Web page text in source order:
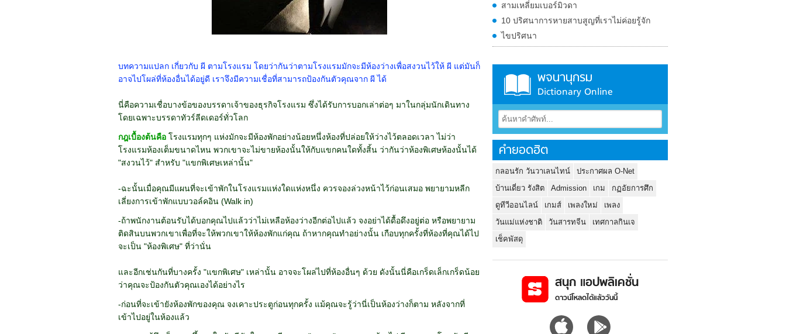
บทความแปลก เกี่ยวกับ ผี ตามโรงแรม โดยว่ากันว่าตามโรงแรมมักจะมีห้องว่างเพื่อสงวนไว้ให้ ผี แต่มันก็
อาจไปโผล่ที่ห้องอื่นได้อยู่ดี เราจึงมีความเชื่อที่สามารถป้องกันตัวคุณจาก ผี ได้
นี่คือความเชื่อบางข้อของบรรดาเจ้าของธุรกิจโรงแรม ซึ่งได้รับการบอกเล่าต่อๆ มาในกลุ่มนักเดินทาง
โดยเฉพาะบรรดาทัวร์ลีดเดอร์ทั่วโลก
กฎเบื้องต้นคือ โรงแรมทุกๆ แห่งมักจะมีห้องพักอย่างน้อยหนึ่งห้องที่ปล่อยให้ว่างไว้ตลอดเวลา ไม่ว่า
โรงแรมห้องเต็มขนาดไหน พวกเขาจะไม่ขายห้องนั้นให้กับแขกคนใดทั้งสิ้น ว่ากันว่าห้องพิเศษห้องนั้นได้
"สงวนไว้" สำหรับ "แขกพิเศษเหล่านั้น"
-ฉะนั้นเมื่อคุณมีแผนที่จะเข้าพักในโรงแรมแห่งใดแห่งหนึ่ง ควรจองล่วงหน้าไว้ก่อนเสมอ พยายามหลีก
เลี่ยงการเข้าพักแบบวอล์คอิน (Walk in)
-ถ้าพนักงานต้อนรับได้บอกคุณไปแล้วว่าไม่เหลือห้องว่างอีกต่อไปแล้ว จงอย่าได้ดื้อดึงอยู่ต่อ หรือพยายาม
ติดสินบนพวกเขาเพื่อที่จะให้พวกเขาให้ห้องพักแก่คุณ ถ้าหากคุณทำอย่างนั้น เกือบทุกครั้งที่ห้องที่คุณได้ไป
จะเป็น "ห้องพิเศษ" ที่ว่านั่น
และอีกเช่นกันที่บางครั้ง "แขกพิเศษ" เหล่านั้น อาจจะโผล่ไปที่ห้องอื่นๆ ด้วย ดังนั้นนี่คือเกร็ดเล็กเกร็ดน้อย
ว่าคุณจะป้องกันตัวคุณเองได้อย่างไร
-ก่อนที่จะเข้ายังห้องพักของคุณ จงเคาะประตูก่อนทุกครั้ง แม้คุณจะรู้ว่านี่เป็นห้องว่างก็ตาม หลังจากที่
เข้าไปอยู่ในห้องแล้ว
สามเหลี่ยมเบอร์มิวดา
10 ปริศนาการหายสาบสูญที่เราไม่ค่อยรู้จัก
ไขปริศนา
พจนานุกรม
Dictionary Online
คำยอดฮิต
กลอนรัก วันวาเลนไทน์
ประกาศผล O-Net
บ้านเดี่ยว รังสิต
Admission เกม
กฏอัยการศึก
ดูทีวีออนไลน์
เกมส์ เพลงใหม่
เพลง
วันแม่แห่งชาติ
วันสารทจีน
เทศกาลกินเจ
เช็คพัสดุ
สนุก แอปพลิเคชั่น
ดาวน์โหลดได้แล้ววันนี้